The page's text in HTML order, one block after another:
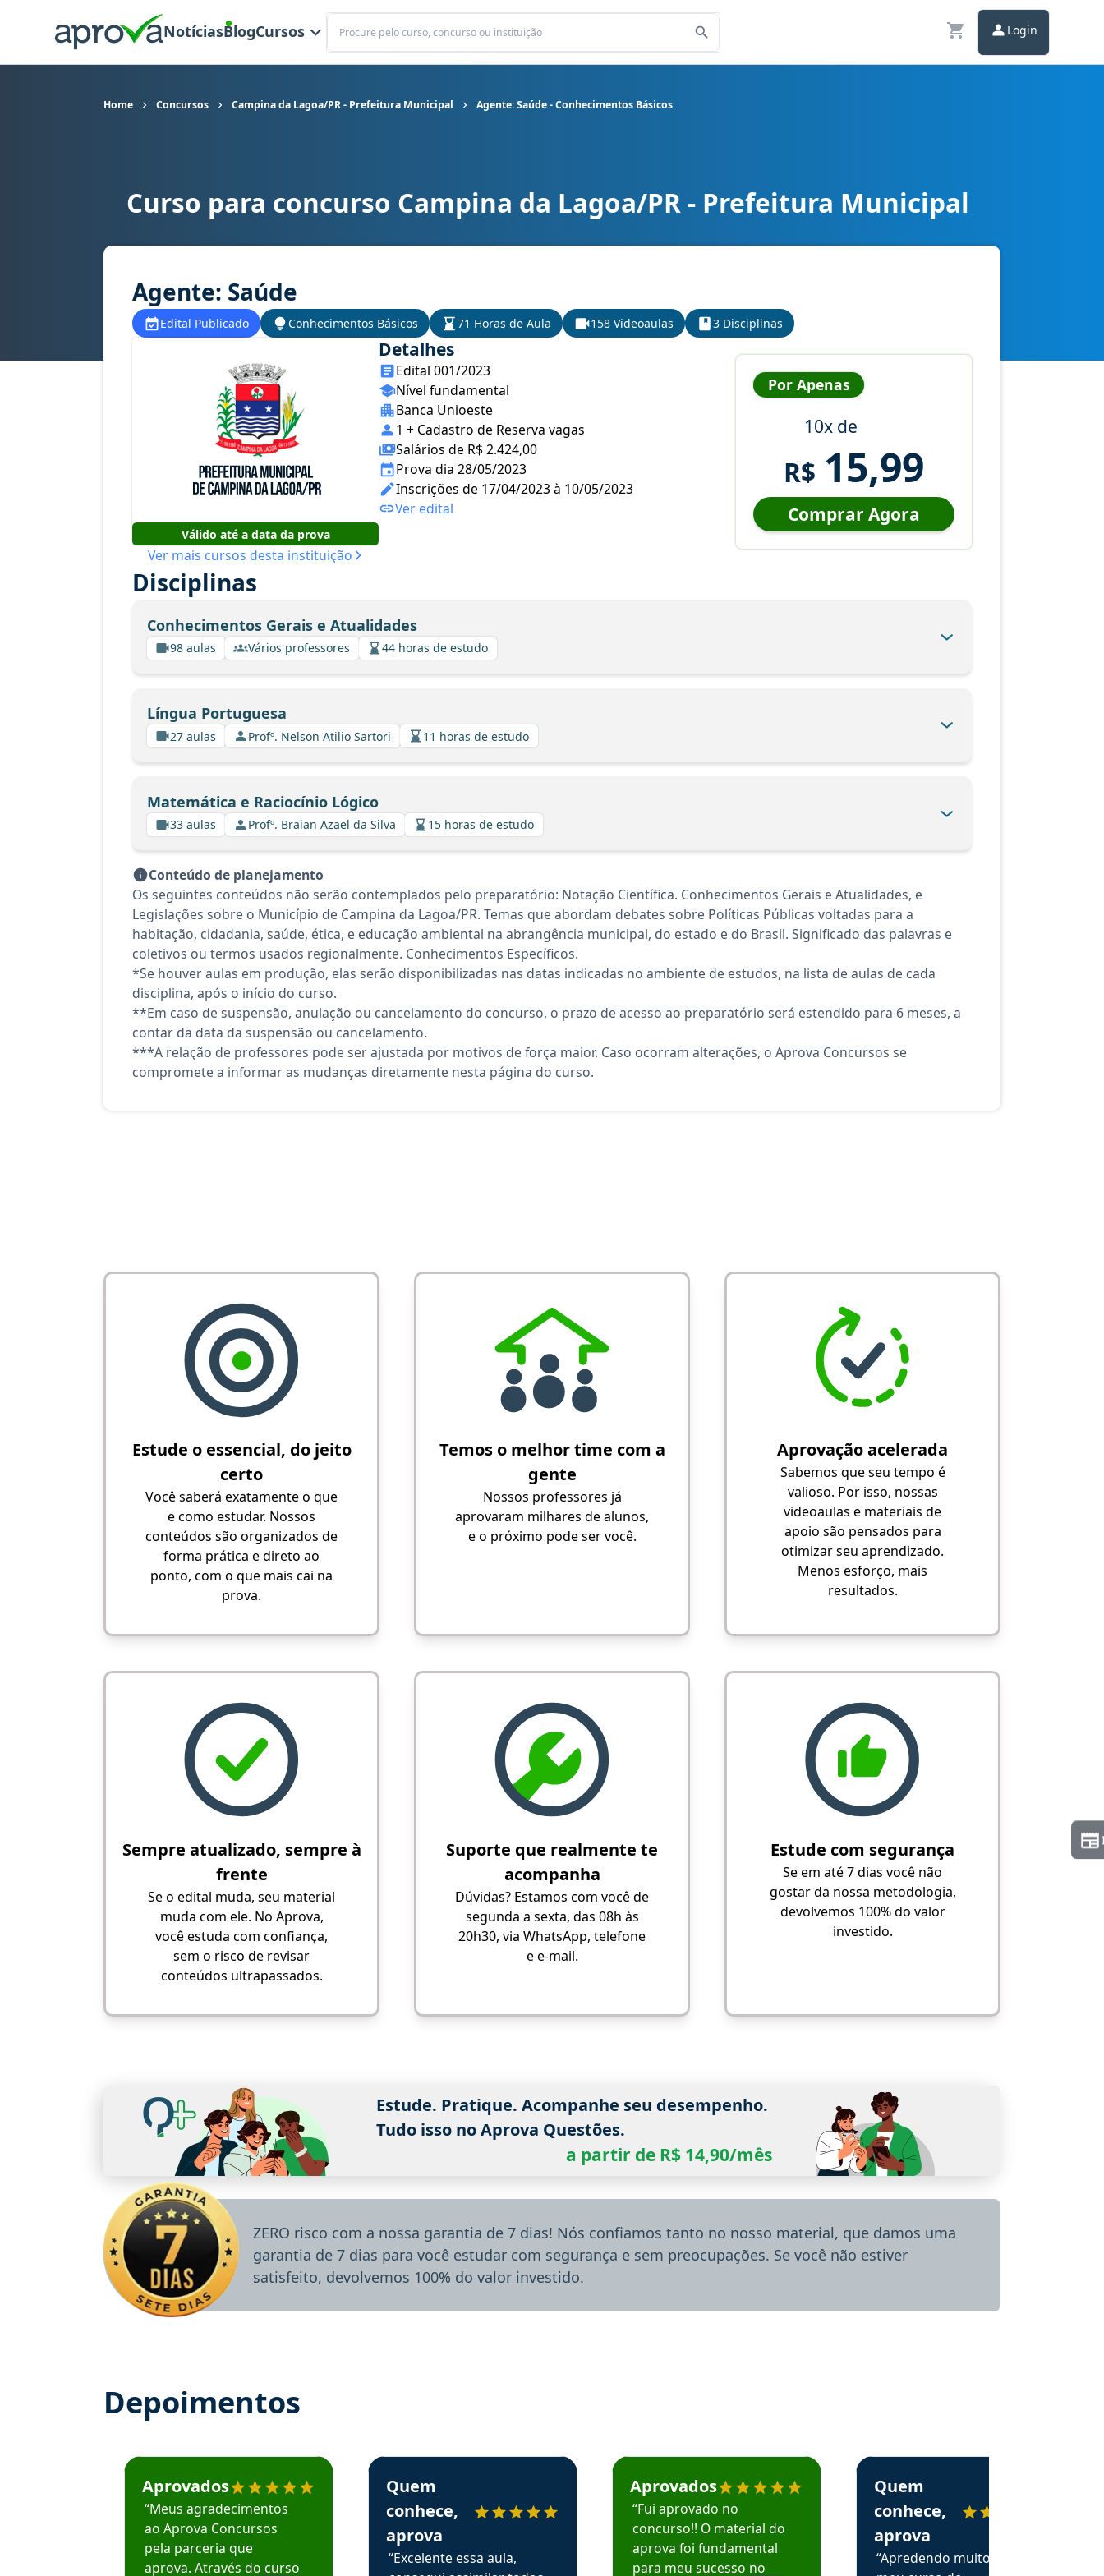
NotíciasBlogCursos
Buscar
Login
Home Concursos Campina da Lagoa/PR - Prefeitura Municipal Agente: Saúde - Conhecimentos Básicos
Curso para concurso Campina da Lagoa/PR - Prefeitura Municipal cargo Agente: Saúde - Conhecimentos Básicos
Curso para concurso Campina da Lagoa/PR - Prefeitura Municipal
Agente: Saúde
Edital Publicado Conhecimentos Básicos 71 Horas de Aula 158 Videoaulas 3 Disciplinas
Válido até a data da prova
Ver mais cursos desta instituição
Detalhes
Edital 001/2023
Nível fundamental
Banca Unioeste
1 + Cadastro de Reserva vagas
Salários de R$ 2.424,00
Prova dia 28/05/2023
Inscrições de 17/04/2023 à 10/05/2023
Ver edital
Por Apenas
10x de
R$ 15,99
Comprar Agora
Disciplinas
Conhecimentos Gerais e Atualidades
98 aulas Vários professores 44 horas de estudo
Língua Portuguesa
27 aulas Profº. Nelson Atilio Sartori 11 horas de estudo
Matemática e Raciocínio Lógico
33 aulas Profº. Braian Azael da Silva 15 horas de estudo
Conteúdo de planejamento
Os seguintes conteúdos não serão contemplados pelo preparatório: Notação Científica. Conhecimentos Gerais e Atualidades, e
Legislações sobre o Município de Campina da Lagoa/PR. Temas que abordam debates sobre Políticas Públicas voltadas para a
habitação, cidadania, saúde, ética, e educação ambiental na abrangência municipal, do estado e do Brasil. Significado das palavras e
coletivos ou termos usados regionalmente. Conhecimentos Específicos.
*Se houver aulas em produção, elas serão disponibilizadas nas datas indicadas no ambiente de estudos, na lista de aulas de cada
disciplina, após o início do curso.
**Em caso de suspensão, anulação ou cancelamento do concurso, o prazo de acesso ao preparatório será estendido para 6 meses, a
contar da data da suspensão ou cancelamento.
***A relação de professores pode ser ajustada por motivos de força maior. Caso ocorram alterações, o Aprova Concursos se
compromete a informar as mudanças diretamente nesta página do curso.
Estude o essencial, do jeito
certo
Você saberá exatamente o que
e como estudar. Nossos
conteúdos são organizados de
forma prática e direto ao
ponto, com o que mais cai na
prova.
Temos o melhor time com a
gente
Nossos professores já
aprovaram milhares de alunos,
e o próximo pode ser você.
Aprovação acelerada
Sabemos que seu tempo é
valioso. Por isso, nossas
videoaulas e materiais de
apoio são pensados para
otimizar seu aprendizado.
Menos esforço, mais
resultados.
Sempre atualizado, sempre à
frente
Se o edital muda, seu material
muda com ele. No Aprova,
você estuda com confiança,
sem o risco de revisar
conteúdos ultrapassados.
Suporte que realmente te
acompanha
Dúvidas? Estamos com você de
segunda a sexta, das 08h às
20h30, via WhatsApp, telefone
e e-mail.
Estude com segurança
Se em até 7 dias você não
gostar da nossa metodologia,
devolvemos 100% do valor
investido.
Estude. Pratique. Acompanhe seu desempenho.
Tudo isso no Aprova Questões.
a partir de R$ 14,90/mês
ZERO risco com a nossa garantia de 7 dias! Nós confiamos tanto no nosso material, que damos uma
garantia de 7 dias para você estudar com segurança e sem preocupações. Se você não estiver
satisfeito, devolvemos 100% do valor investido.
Depoimentos
Estudante José recomenda o Aprova Concursos em depoimento
Aprovados
“Meus agradecimentos
ao Aprova Concursos
pela parceria que
aprova. Através do curso
Estudante Sergio recomenda o Aprova Concursos em depoimento
Quem
conhece,
aprova
“Excelente essa aula,
Estudante Mário recomenda o Aprova Concursos em depoimento
Aprovados
“Fui aprovado no
concurso!! O material do
aprova foi fundamental
para meu sucesso no
Estudante Alessandra recomenda o Aprova
Quem
conhece,
aprova
“Apredendo muito no